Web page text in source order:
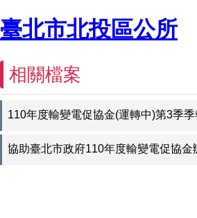
臺北市北投區公所
相關檔案
110年度輸變電促協金(運轉中)第3季季
協助臺北市政府110年度輸變電促協